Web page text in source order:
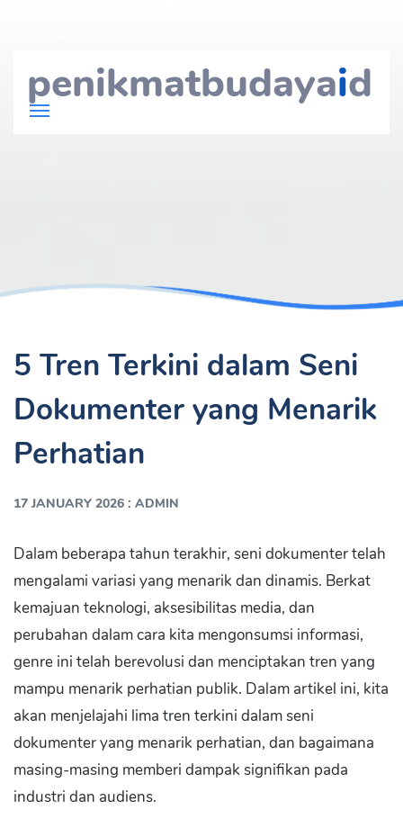
penikmatbudayaid
5 Tren Terkini dalam Seni
Dokumenter yang Menarik
Perhatian
17 JANUARY 2026 : ADMIN
Dalam beberapa tahun terakhir, seni dokumenter telah
mengalami variasi yang menarik dan dinamis. Berkat
kemajuan teknologi, aksesibilitas media, dan
perubahan dalam cara kita mengonsumsi informasi,
genre ini telah berevolusi dan menciptakan tren yang
mampu menarik perhatian publik. Dalam artikel ini, kita
akan menjelajahi lima tren terkini dalam seni
dokumenter yang menarik perhatian, dan bagaimana
masing-masing memberi dampak signifikan pada
industri dan audiens.